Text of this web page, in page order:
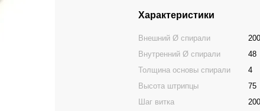
Характеристики
Внешний Ø спирали
200
Внутренний Ø спирали
48
Толщина основы спирали
4
Высота штрипцы
75
Шаг витка
200